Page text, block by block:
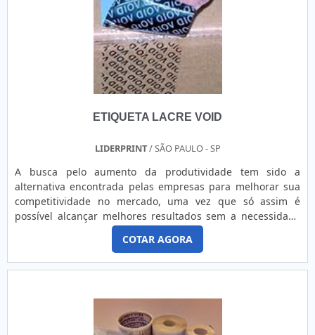
ETIQUETA LACRE VOID
LIDERPRINT/ SÃO PAULO - SP
A busca pelo aumento da produtividade tem sido a
alternativa encontrada pelas empresas para melhorar sua
competitividade no mercado, uma vez que só assim é
possível alcançar melhores resultados sem a necessidade
de aumentar o preço do produto final, uma saída muito
procurada hoje em dia é a assessoria em produtividade. A
qualidade, ao lado da produtividade, tem sido o diferencial
entre o sucesso e o fracasso. Para alcançar o sucesso são
COTAR AGORA